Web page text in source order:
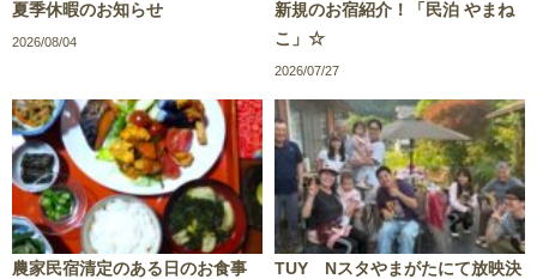
夏季休暇のお知らせ
2026/08/04
新規のお宿紹介！「民泊 やまね
こ」☆
2026/07/27
農家民宿清定のある日のお食事
TUY Nスタやまがたにて放映決